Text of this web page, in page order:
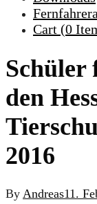
Cart (0
Schüler
den
2016
By Andreas11.